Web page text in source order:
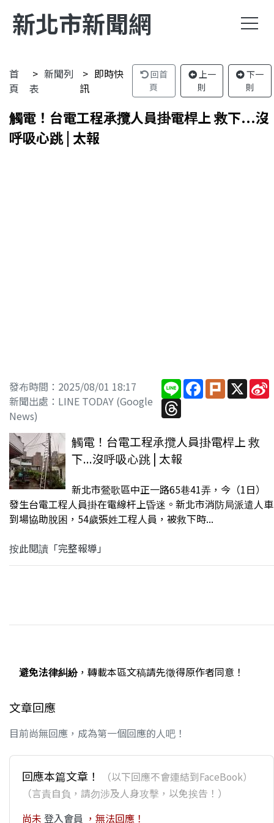
新北市新聞網
首
頁
新聞列
表
即時快
訊
回首
頁
上一
則
下一
則
觸電！台電工程承攬人員掛電桿上 救下...沒
呼吸心跳 | 太報
發布時間：2025/08/01 18:17
新聞出處：LINE TODAY (Google
News)
LineFacebook
PlurkX
Threads
觸電！台電工程承攬人員掛電桿上 救
下...沒呼吸心跳 | 太報
新北市鶯歌區中正一路65巷41弄，今（1日）
發生台電工程人員掛在電線杆上昏迷。新北市消防局派遣人車
到場協助脫困，54歲張姓工程人員，被救下時...
按此閱讀「完整報導」
避免法律糾紛，轉載本區文稿請先徵得原作者同意！
文章回應
目前尚無回應，成為第一個回應的人吧！
回應本篇文章！
（以下回應不會連結到FaceBook）
（言責自負，請勿涉及人身攻擊，以免挨告！）
尚未 登入會員 ，無法回應！